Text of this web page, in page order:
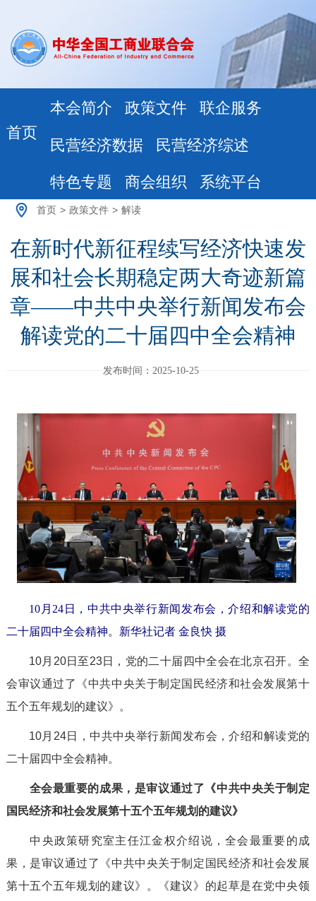
首页
本会简介 政策文件 联企服务
民营经济数据 民营经济综述
特色专题 商会组织 系统平台
首页 > 政策文件 > 解读
在新时代新征程续写经济快速发
展和社会长期稳定两大奇迹新篇
章——中共中央举行新闻发布会
解读党的二十届四中全会精神
发布时间：2025-10-25
10月24日，中共中央举行新闻发布会，介绍和解读党的
二十届四中全会精神。 新华社记者 金良快 摄
10月20日至23日，党的二十届四中全会在北京召开。全
会审议通过了《中共中央关于制定国民经济和社会发展第十
五个五年规划的建议》。
10月24日，中共中央举行新闻发布会，介绍和解读党的
二十届四中全会精神。
全会最重要的成果，是审议通过了《中共中央关于制定
国民经济和社会发展第十五个五年规划的建议》
中央政策研究室主任江金权介绍说，全会最重要的成
果，是审议通过了《中共中央关于制定国民经济和社会发展
第十五个五年规划的建议》。《建议》的起草是在党中央领